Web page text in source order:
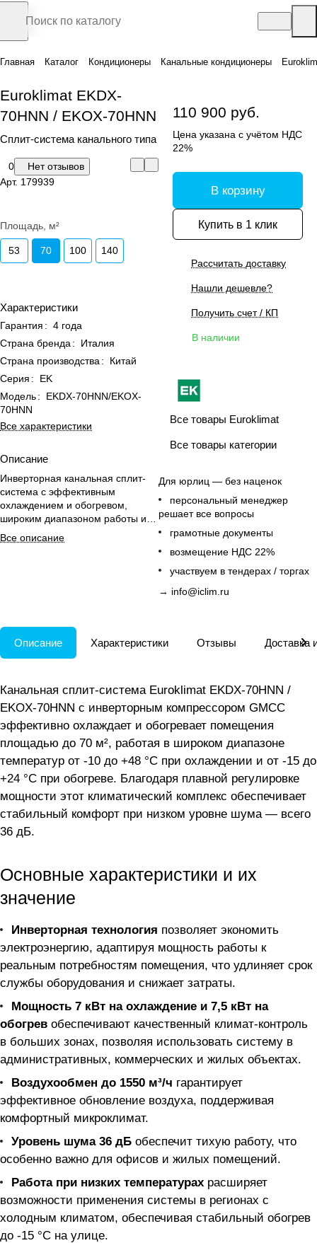
Главная Каталог Кондиционеры Канальные кондиционеры
Euroklimat EKDX-
70HNN / EKOX-70HNN
Сплит-система канального типа
0
Нет отзывов
Арт. 179939
Площадь, м²
53 70 100 140
Характеристики
Гарантия : 4 года
Страна бренда :
Италия
Страна производства :
Китай
Серия :
EK
Модель:
EKDX-70HNN/EKOX-
70HNN
Все характеристики
Описание
Инверторная канальная сплит-
система с эффективным
охлаждением и обогревом,
широким диапазоном работы и
удобным пультом управления
для больших помещений.
Все описание
110 900 руб.
Цена указана с учётом НДС
22%
В корзину
Купить в 1 клик
Рассчитать доставку
Нашли дешевле?
Получить счет / КП
В наличии
Все товары Euroklimat
Все товары категории
Для юрлиц — без наценок
персональный менеджер
решает все вопросы
грамотные документы
возмещение НДС 22%
участвуем в тендерах / торгах
→ info@iclim.ru
Описание Характеристики Отзывы Доставка
Канальная сплит-система Euroklimat EKDX-70HNN /
EKOX-70HNN с инверторным компрессором GMCC
эффективно охлаждает и обогревает помещения
площадью до 70 м², работая в широком диапазоне
температур от -10 до +48 °C при охлаждении и от -15 до
+24 °C при обогреве. Благодаря плавной регулировке
мощности этот климатический комплекс обеспечивает
стабильный комфорт при низком уровне шума — всего
36 дБ.
Основные характеристики и их
значение
Инверторная технология позволяет экономить
электроэнергию, адаптируя мощность работы к
реальным потребностям помещения, что удлиняет срок
службы оборудования и снижает затраты.
Мощность 7 кВт на охлаждение и 7,5 кВт на
обогрев обеспечивают качественный климат-контроль
в больших зонах, позволяя использовать систему в
административных, коммерческих и жилых объектах.
Воздухообмен до 1550 м³/ч гарантирует
эффективное обновление воздуха, поддерживая
комфортный микроклимат.
Уровень шума 36 дБ обеспечит тихую работу, что
особенно важно для офисов и жилых помещений.
Работа при низких температурах расширяет
возможности применения системы в регионах с
холодным климатом, обеспечивая стабильный обогрев
до -15 °C на улице.